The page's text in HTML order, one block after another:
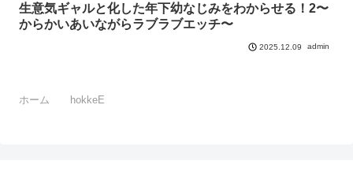
生意気ギャルと化した年下幼なじみをわからせる！2〜
からかいあいながらラブラブエッチ〜
2025.12.09 admin
ホーム hokkeE